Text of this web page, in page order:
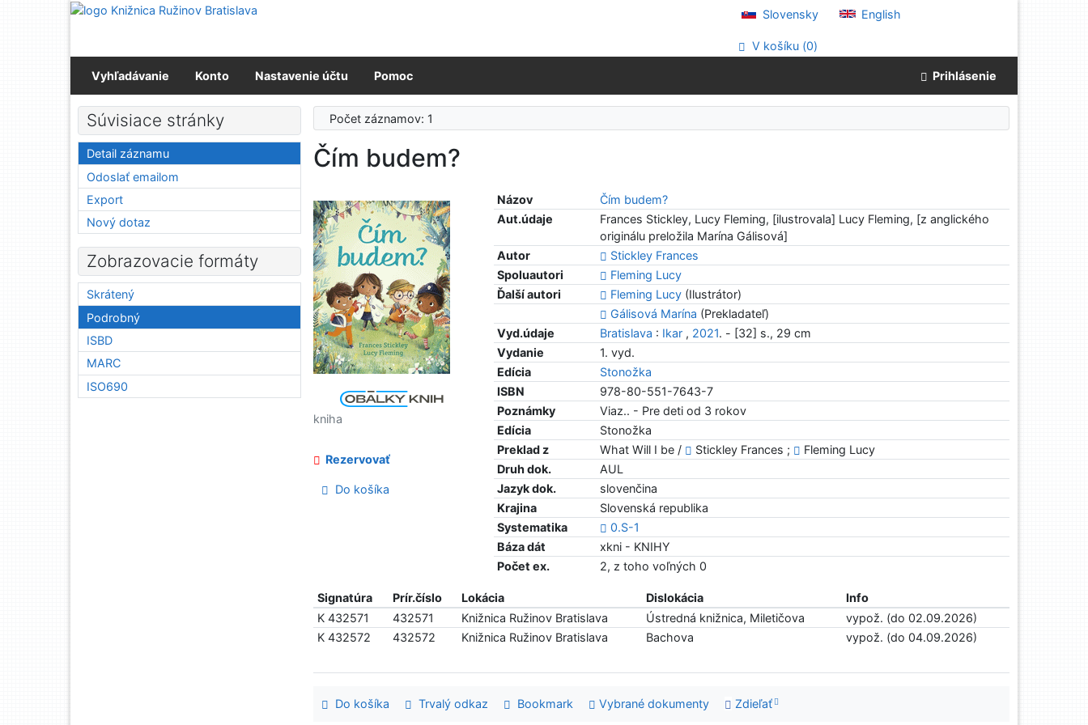
Prejsť na obsah
Slovensky English
V košíku (0)
Vyhľadávanie Konto Nastavenie účtu Pomoc Prihlásenie
Počet záznamov: 1
Čím budem?
Názov
Čím budem?
Aut.údaje
Frances Stickley, Lucy Fleming, [ilustrovala] Lucy Fleming, [z anglického
originálu preložila Marína Gálisová]
Autor
Stickley Frances
Spoluautori
Fleming Lucy
Ďalší autori
Fleming Lucy (Ilustrátor)
Gálisová Marína (Prekladateľ)
Vyd.údaje
Bratislava : Ikar , 2021. - [32] s., 29 cm
Vydanie
1. vyd.
Edícia
Stonožka
ISBN
978-80-551-7643-7
Poznámky
Viaz.. - Pre deti od 3 rokov
Edícia
Stonožka
Preklad z
What Will I be / Stickley Frances ;
Fleming Lucy
Druh dok.
AUL
Jazyk dok.
slovenčina
Krajina
Slovenská republika
Systematika
0.S-1
Báza dát
xkni - KNIHY
Počet ex.
2, z toho voľných 0
kniha
Rezervovať
Do košíka
Signatúra Prír.číslo Lokácia Dislokácia
Info
K 432571
432571 Knižnica Ružinov Bratislava Ústredná knižnica, Miletičova
vypož. (do 02.09.2026)
K 432572
432572 Knižnica Ružinov Bratislava Bachova vypož. (do 04.09.2026)
Do košíka Trvalý odkaz Bookmark Vybrané dokumenty Zdieľať
Súvisiace stránky
Detail záznamu
Odoslať emailom
Export
Nový dotaz
Zobrazovacie formáty
Skrátený
Podrobný
ISBD
MARC
ISO690